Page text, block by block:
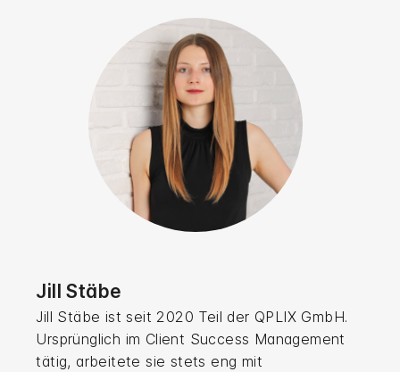
Jill Stäbe
Jill Stäbe ist seit 2020 Teil der QPLIX GmbH.
Ursprünglich im Client Success Management
tätig, arbeitete sie stets eng mit